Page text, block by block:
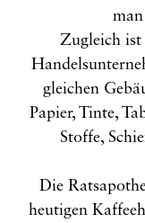
Zugleich ist
gleichen
Papier, Tinte,
Stoffe,
Die
heutigen